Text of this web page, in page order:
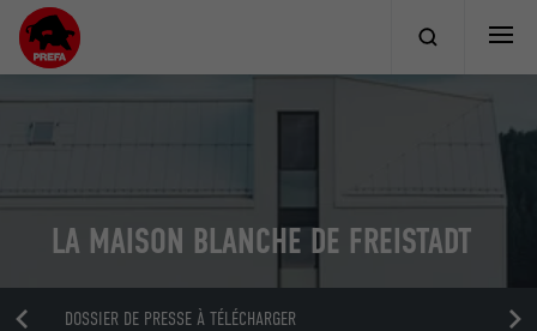
LA MAISON BLANCHE DE FREISTADT
DOSSIER DE PRESSE À TÉLÉCHARGER